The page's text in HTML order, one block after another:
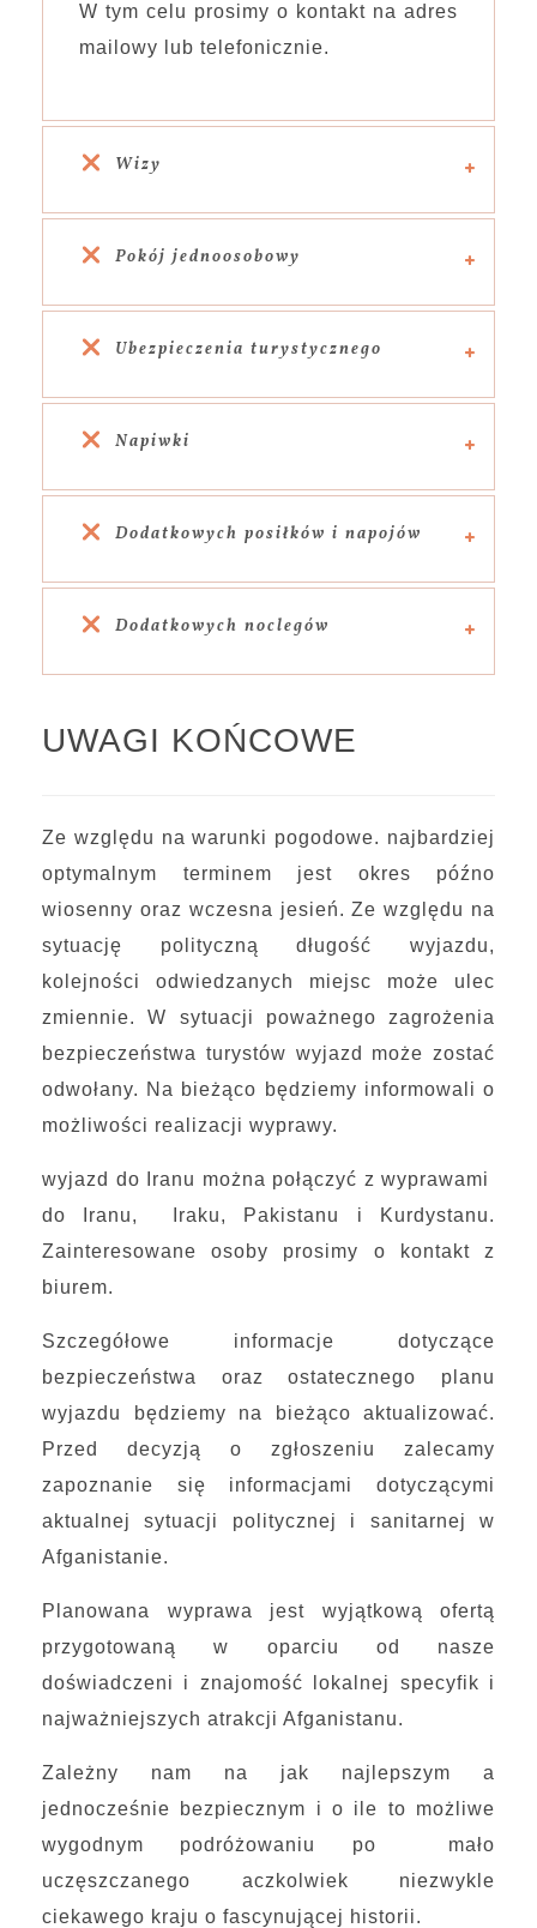
W tym celu prosimy o kontakt na adres
mailowy lub telefonicznie.
Wizy
Pokój jednoosobowy
Ubezpieczenia turystycznego
Napiwki
Dodatkowych posiłków i napojów
Dodatkowych noclegów
UWAGI KOŃCOWE
Ze względu na warunki pogodowe. najbardziej
optymalnym terminem jest okres późno
wiosenny oraz wczesna jesień. Ze względu na
sytuację polityczną długość wyjazdu,
kolejności odwiedzanych miejsc może ulec
zmiennie. W sytuacji poważnego zagrożenia
bezpieczeństwa turystów wyjazd może zostać
odwołany. Na bieżąco będziemy informowali o
możliwości realizacji wyprawy.
wyjazd do Iranu można połączyć z wyprawami
do Iranu, Iraku, Pakistanu i Kurdystanu.
Zainteresowane osoby prosimy o kontakt z
biurem.
Szczegółowe informacje dotyczące
bezpieczeństwa oraz ostatecznego planu
wyjazdu będziemy na bieżąco aktualizować.
Przed decyzją o zgłoszeniu zalecamy
zapoznanie się informacjami dotyczącymi
aktualnej sytuacji politycznej i sanitarnej w
Afganistanie.
Planowana wyprawa jest wyjątkową ofertą
przygotowaną w oparciu od nasze
doświadczeni i znajomość lokalnej specyfik i
najważniejszych atrakcji Afganistanu.
Zależny nam na jak najlepszym a
jednocześnie bezpiecznym i o ile to możliwe
wygodnym podróżowaniu po mało
uczęszczanego aczkolwiek niezwykle
ciekawego kraju o fascynującej historii.